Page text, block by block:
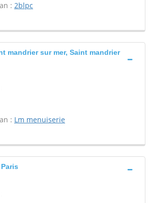
: 2blpc
mandrier sur mer, Saint mandrier
: Lm menuiserie